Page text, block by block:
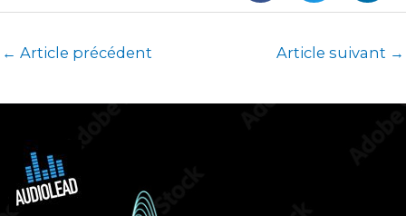
← Article précédent Article suivant →